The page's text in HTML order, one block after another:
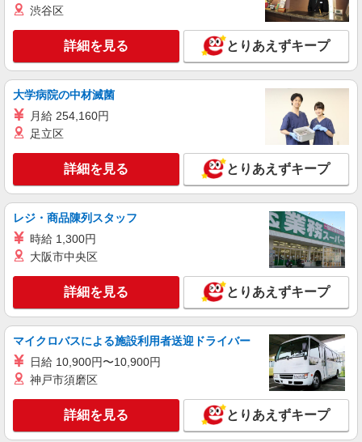
渋谷区
詳細を見る とりあえずキープ
大学病院の中材滅菌
月給 254,160円
足立区
詳細を見る とりあえずキープ
レジ・商品陳列スタッフ
時給 1,300円
大阪市中央区
詳細を見る とりあえずキープ
マイクロバスによる施設利用者送迎ドライバー
日給 10,900円〜10,900円
神戸市須磨区
詳細を見る とりあえずキープ